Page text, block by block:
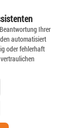
Ihrer
automatisiert
oder fehlerhaft